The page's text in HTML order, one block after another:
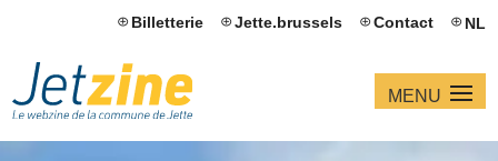
Billetterie Jette.brussels Contact NL